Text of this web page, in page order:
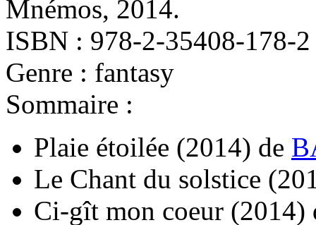
Mnémos, 2014.
ISBN : 978-2-35408-178-2
Genre : fantasy
Sommaire :
Plaie étoilée (2014) de
Le Chant du solstice
Ci-gît mon coeur (2014)